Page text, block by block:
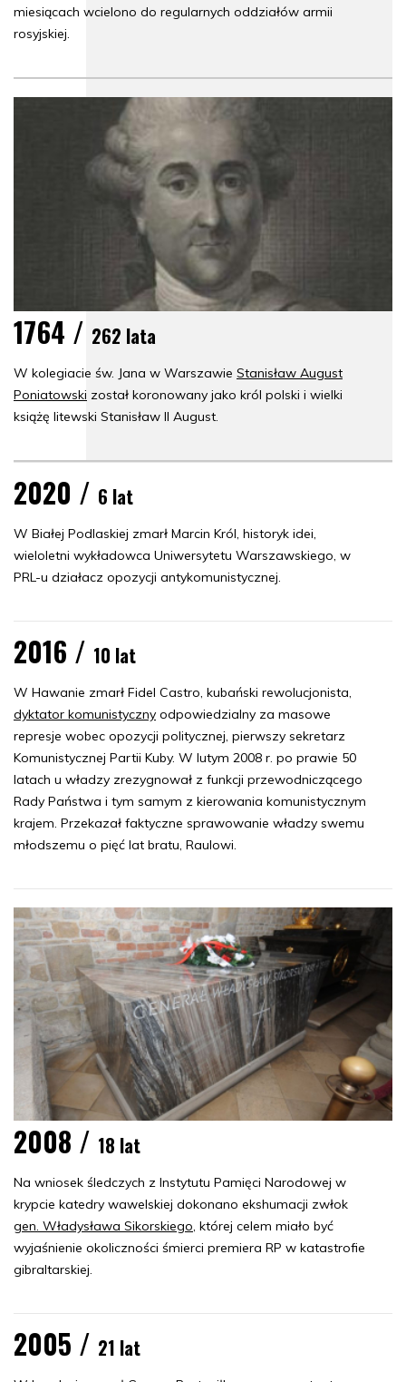
miesiącach wcielono do regularnych oddziałów armii
rosyjskiej.
1764 / 262 lata
W kolegiacie św. Jana w Warszawie Stanisław August
Poniatowski został koronowany jako król polski i wielki
książę litewski Stanisław II August.
2020 / 6 lat
W Białej Podlaskiej zmarł Marcin Król, historyk idei,
wieloletni wykładowca Uniwersytetu Warszawskiego, w
PRL-u działacz opozycji antykomunistycznej.
2016 / 10 lat
W Hawanie zmarł Fidel Castro, kubański rewolucjonista,
dyktator komunistyczny odpowiedzialny za masowe
represje wobec opozycji politycznej, pierwszy sekretarz
Komunistycznej Partii Kuby. W lutym 2008 r. po prawie 50
latach u władzy zrezygnował z funkcji przewodniczącego
Rady Państwa i tym samym z kierowania komunistycznym
krajem. Przekazał faktyczne sprawowanie władzy swemu
młodszemu o pięć lat bratu, Raulowi.
2008 / 18 lat
Na wniosek śledczych z Instytutu Pamięci Narodowej w
krypcie katedry wawelskiej dokonano ekshumacji zwłok
gen. Władysława Sikorskiego, której celem miało być
wyjaśnienie okoliczności śmierci premiera RP w katastrofie
gibraltarskiej.
2005 / 21 lat